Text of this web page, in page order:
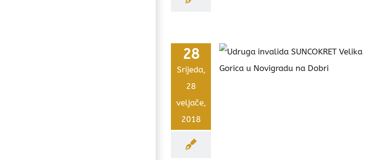
28
Srijeda,
28
veljače,
2018